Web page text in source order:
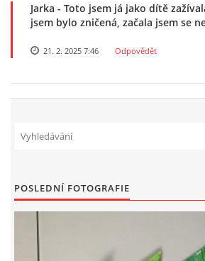
PSYCHOHYGIENA PRO UČITELKY
UČITELSKÁ SEBEREFLEXE
DĚTSKÝ VZTEK
DĚTSKÝ SMUTEK
EFEKTIVNÍ KOMUNIKACE S DĚTMI
Jarka - Toto jsem já jako dítě
jsem bylo zničená, začala jsem se
21. 2. 2025 7:46 Odpovědět
POSLEDNÍ FOTOGRAFIE